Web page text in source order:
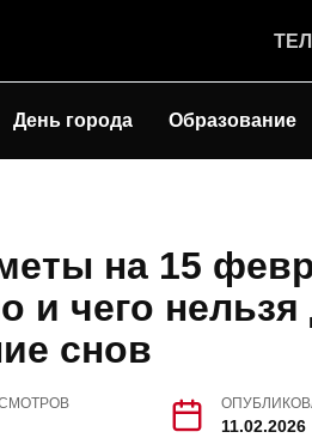
День города Образование
на 15
и чего нельзя
снов
11.02.2026